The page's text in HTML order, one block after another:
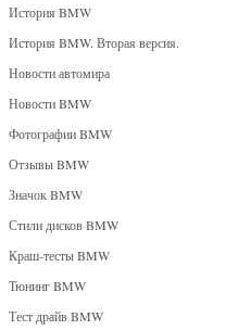
История BMW
История BMW. Вторая версия.
Новости автомира
Новости BMW
Фотографии BMW
Отзывы BMW
Значок BMW
Стили дисков BMW
Краш-тесты BMW
Тюнинг BMW
Тест драйв BMW